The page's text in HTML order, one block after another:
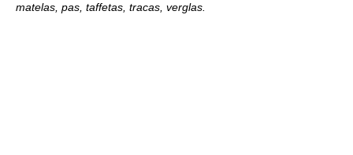
matelas, pas, taffetas, tracas, verglas.